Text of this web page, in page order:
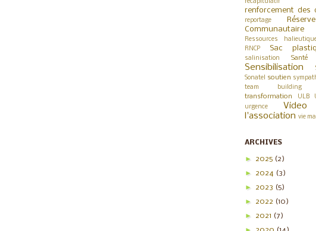
récapitulatif
renforcement des
reportage
Communautaire
Ressources
RNCP
Sac
salinisation
Santé
Sensibilisation
Sonatel soutien
team building
transformation ULB
urgence
Video
l'association vie
ARCHIVES
► 2025 (2)
► 2024 (3)
► 2023 (5)
► 2022 (10)
► 2021 (7)